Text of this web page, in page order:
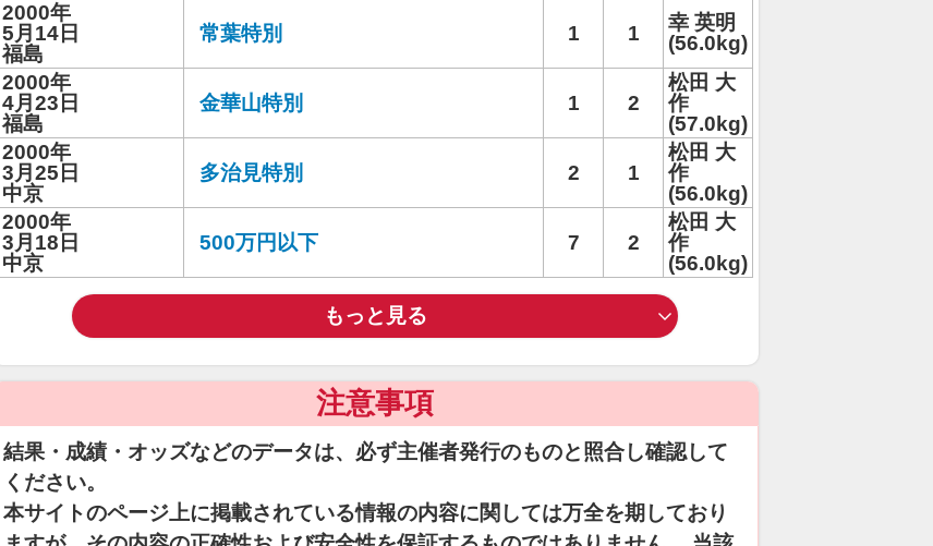
2000年
5月14日
福島
常葉特別 1 1
幸 英明
(56.0kg)
2000年
4月23日
福島
金華山特別 1 2
松田 大
作
(57.0kg)
2000年
3月25日
中京
多治見特別 2 1
松田 大
作
(56.0kg)
2000年
3月18日
中京
500万円以下 7 2
松田 大
作
(56.0kg)
もっと見る
注意事項
結果・成績・オッズなどのデータは、必ず主催者発行のものと照合し確認して
ください。
本サイトのページ上に掲載されている情報の内容に関しては万全を期しており